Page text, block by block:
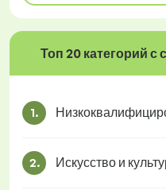
Топ 20 категорий с
1.
2. Искусство и